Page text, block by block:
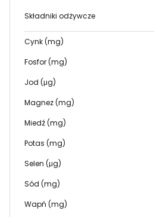
Składniki odżywcze
Cynk (mg)
Fosfor (mg)
Jod (μg)
Magnez (mg)
Miedź (mg)
Potas (mg)
Selen (μg)
Sód (mg)
Wapń (mg)